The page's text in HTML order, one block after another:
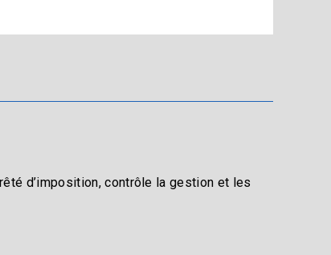
d’imposition, contrôle la gestion et les